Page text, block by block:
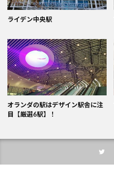
ライデン中央駅
オランダの駅はデザイン駅舎に注
目【厳選6駅】！